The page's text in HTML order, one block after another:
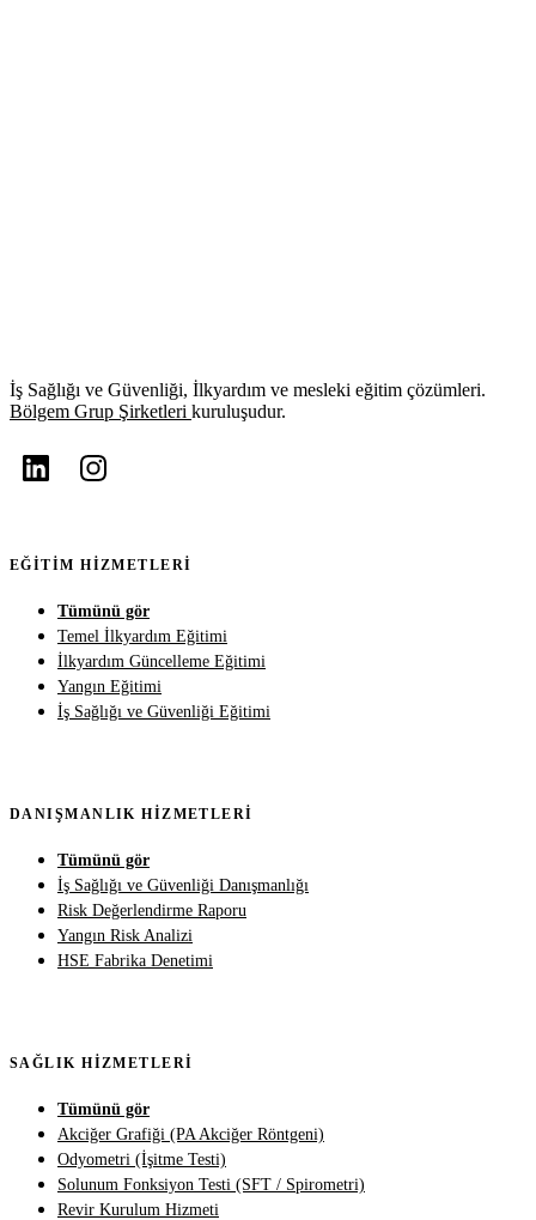
İş Sağlığı ve Güvenliği, İlkyardım ve mesleki eğitim çözümleri.
Bölgem Grup Şirketleri kuruluşudur.
EĞITIM HIZMETLERI
Tümünü gör
Temel İlkyardım Eğitimi
İlkyardım Güncelleme Eğitimi
Yangın Eğitimi
İş Sağlığı ve Güvenliği Eğitimi
DANIŞMANLIK HIZMETLERI
Tümünü gör
İş Sağlığı ve Güvenliği Danışmanlığı
Risk Değerlendirme Raporu
Yangın Risk Analizi
HSE Fabrika Denetimi
SAĞLIK HIZMETLERI
Tümünü gör
Akciğer Grafiği (PA Akciğer Röntgeni)
Odyometri (İşitme Testi)
Solunum Fonksiyon Testi (SFT / Spirometri)
Revir Kurulum Hizmeti